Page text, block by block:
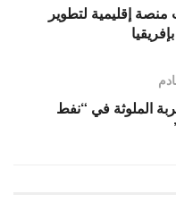
إقليمية لتطوير
التربة الملوثة في “نفط